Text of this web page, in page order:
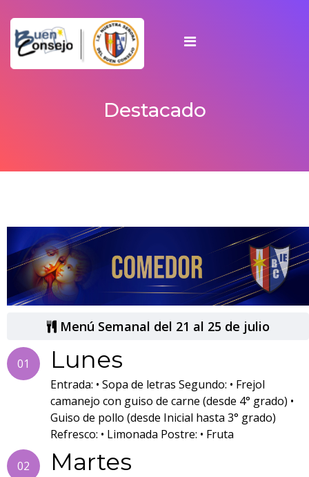
Destacado
Menú Semanal del 21 al 25 de julio
01 Lunes
Entrada: • Sopa de letras Segundo: • Frejol
camanejo con guiso de carne (desde 4° grado) •
Guiso de pollo (desde Inicial hasta 3° grado)
Refresco: • Limonada Postre: • Fruta
02 Martes